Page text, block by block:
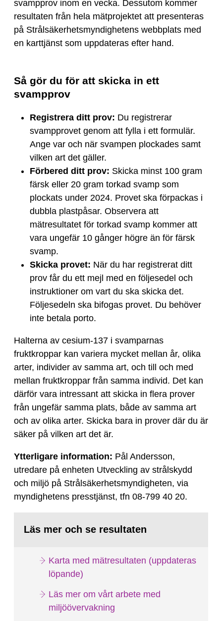
svampprov inom en vecka. Dessutom kommer
resultaten från hela mätprojektet att presenteras
på Strålsäkerhetsmyndighetens webbplats med
en karttjänst som uppdateras efter hand.
Så gör du för att skicka in ett
svampprov
Registrera ditt prov: Du registrerar
svampprovet genom att fylla i ett formulär.
Ange var och när svampen plockades samt
vilken art det gäller.
Förbered ditt prov: Skicka minst 100 gram
färsk eller 20 gram torkad svamp som
plockats under 2024. Provet ska förpackas i
dubbla plastpåsar. Observera att
mätresultatet för torkad svamp kommer att
vara ungefär 10 gånger högre än för färsk
svamp.
Skicka provet: När du har registrerat ditt
prov får du ett mejl med en följesedel och
instruktioner om vart du ska skicka det.
Följesedeln ska bifogas provet. Du behöver
inte betala porto.
Halterna av cesium-137 i svamparnas
fruktkroppar kan variera mycket mellan år, olika
arter, individer av samma art, och till och med
mellan fruktkroppar från samma individ. Det kan
därför vara intressant att skicka in flera prover
från ungefär samma plats, både av samma art
och av olika arter. Skicka bara in prover där du är
säker på vilken art det är.
Ytterligare information: Pål Andersson,
utredare på enheten Utveckling av strålskydd
och miljö på Strålsäkerhetsmyndigheten, via
myndighetens presstjänst, tfn 08-799 40 20.
Läs mer och se resultaten
Karta med mätresultaten (uppdateras
löpande)
Läs mer om vårt arbete med
miljöövervakning